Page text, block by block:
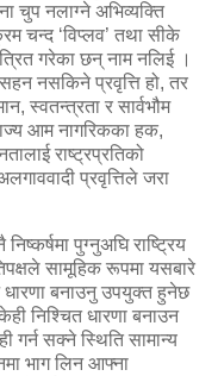
चुप नलाग्ने अभिव्यक्ति
चन्द ‘विप्लव’ तथा सीके
गरेका छन् नाम नलिई ।
नसकिने प्रवृत्ति हो, तर
स्वतन्त्रता र सार्वभौम
आम नागरिकका हक,
राष्ट्रप्रतिको
प्रवृत्तिले जरा
पुग्नुअघि राष्ट्रिय
सामूहिक रूपमा यसबारे
धारणा बनाउनु उपयुक्त हुनेछ
निश्चित धारणा बनाउन
गर्न सक्ने स्थिति सामान्य
भाग लिन आफ्ना